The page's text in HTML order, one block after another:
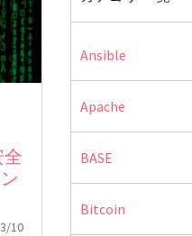
全
10
Ansible
Apache
BASE
Bitcoin